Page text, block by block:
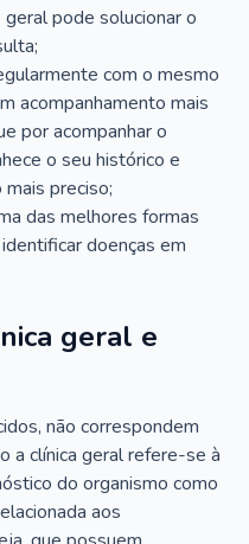
geral pode solucionar o
com o mesmo
acompanhamento mais
por acompanhar o
o seu histórico e
preciso;
das melhores formas
doenças em
geral e
não correspondem
a clínica geral refere-se à
do organismo como
aos